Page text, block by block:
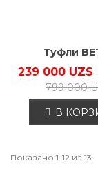
Туфли
938302/
239 000 UZS
799 000
В
Показано 1-12 из 13